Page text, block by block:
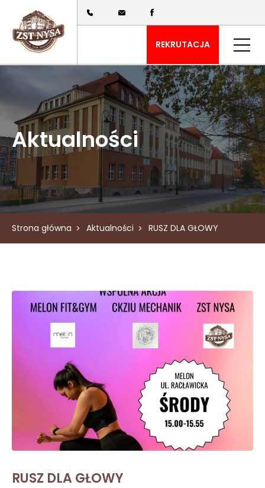
REKRUTACJA
Aktualności
Strona główna Aktualności RUSZ DLA GŁOWY
RUSZ DLA GŁOWY